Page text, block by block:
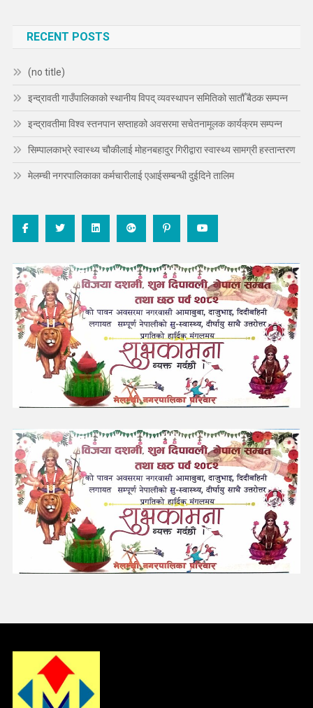
RECENT POSTS
(no title)
इन्द्रावती गाउँपालिकाको स्थानीय विपद् व्यवस्थापन समितिको सातौँ बैठक सम्पन्न
इन्द्रावतीमा विश्व स्तनपान सप्ताहको अवसरमा सचेतनामूलक कार्यक्रम सम्पन्न
सिम्पालकाभ्रे स्वास्थ्य चौकीलाई मोहनबहादुर गिरीद्वारा स्वास्थ्य सामग्री हस्तान्तरण
मेलम्ची नगरपालिकाका कर्मचारीलाई एआईसम्बन्धी दुईदिने तालिम